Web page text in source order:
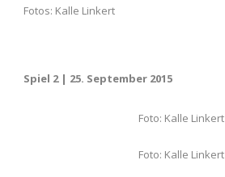
Fotos: Kalle Linkert
Spiel 2 | 25. September 2015
Foto: Kalle Linkert
Foto: Kalle Linkert